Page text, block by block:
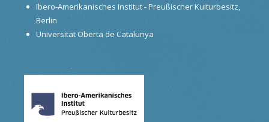
Ibero-Amerikanisches Institut - Preußischer Kulturbesitz,
Berlin
Universitat Oberta de Catalunya